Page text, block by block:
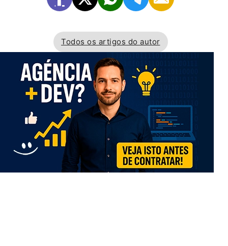
Todos os artigos do autor